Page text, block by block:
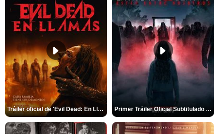
Tráiler oficial de 'Evil Dead: En Llamas' Primer Tráiler Oficial Subtitulado de 'La Noche Del Demonio: Están Entre Nosotros'